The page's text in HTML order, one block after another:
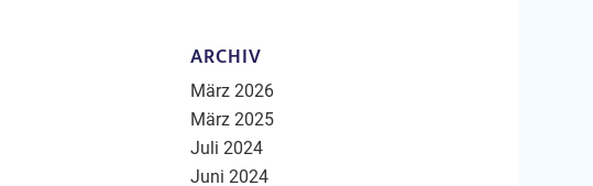
ARCHIV
März 2026
März 2025
Juli 2024
Juni 2024